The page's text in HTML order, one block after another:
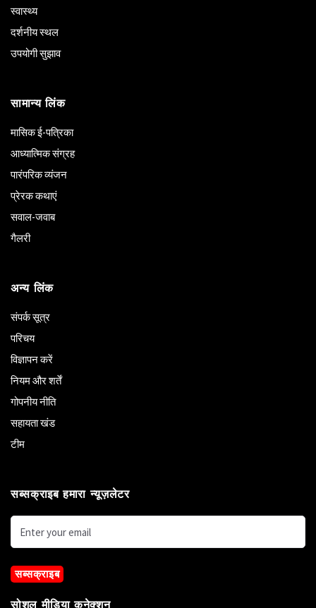
स्वास्थ्य
दर्शनीय स्थल
उपयोगी सुझाव
सामान्य लिंक
मासिक ई-पत्रिका
आध्यात्मिक संग्रह
पारंपरिक व्यंजन
प्रेरक कथाएं
सवाल-जवाब
गैलरी
अन्य लिंक
संपर्क सूत्र
परिचय
विज्ञापन करें
नियम और शर्तें
गोपनीय नीति
सहायता खंड
टीम
सब्सक्राइब हमारा न्यूज़लेटर
सब्सक्राइब
सोशल मीडिया कनेक्शन